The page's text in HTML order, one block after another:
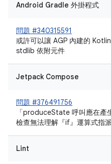
Android Gradle 外掛程式
問題 #340315591
或許可以讓 AGP 內建的
stdlib 依附元件
Jetpack Compose
問題 #376491756
「produceState 呼叫應在產
檢查無法理解『if』運算式指派
Lint